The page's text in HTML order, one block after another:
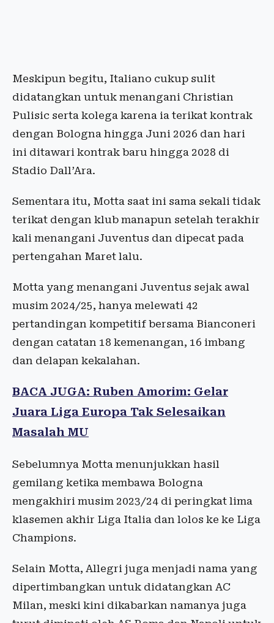
Meskipun begitu, Italiano cukup sulit
didatangkan untuk menangani Christian
Pulisic serta kolega karena ia terikat kontrak
dengan Bologna hingga Juni 2026 dan hari
ini ditawari kontrak baru hingga 2028 di
Stadio Dall’Ara.
Sementara itu, Motta saat ini sama sekali tidak
terikat dengan klub manapun setelah terakhir
kali menangani Juventus dan dipecat pada
pertengahan Maret lalu.
Motta yang menangani Juventus sejak awal
musim 2024/25, hanya melewati 42
pertandingan kompetitif bersama Bianconeri
dengan catatan 18 kemenangan, 16 imbang
dan delapan kekalahan.
BACA JUGA: Ruben Amorim: Gelar
Juara Liga Europa Tak Selesaikan
Masalah MU
Sebelumnya Motta menunjukkan hasil
gemilang ketika membawa Bologna
mengakhiri musim 2023/24 di peringkat lima
klasemen akhir Liga Italia dan lolos ke ke Liga
Champions.
Selain Motta, Allegri juga menjadi nama yang
dipertimbangkan untuk didatangkan AC
Milan, meski kini dikabarkan namanya juga